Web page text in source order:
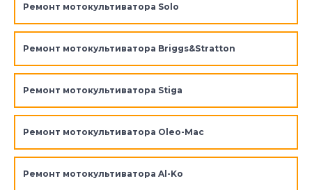
Ремонт мотокультиватора Solo
Ремонт мотокультиватора Briggs&Stratton
Ремонт мотокультиватора Stiga
Ремонт мотокультиватора Oleo-Mac
Ремонт мотокультиватора Al-Ko